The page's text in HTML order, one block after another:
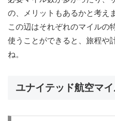
の、メリットもあるかと考え
この辺はそれぞれのマイルの
使うことができると、旅程や
ね。
ユナイテッド航空マ